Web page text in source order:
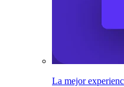
La mejor